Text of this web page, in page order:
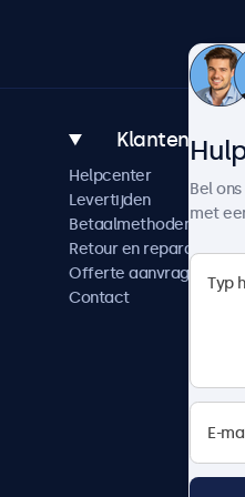
Klantenservice
Helpcenter
Levertijden
Betaalmethoden
Retour en reparatie
Offerte aanvragen
Contact
Bel
met